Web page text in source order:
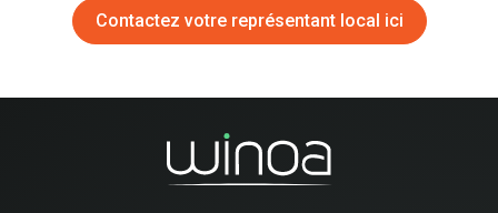
Contactez votre représentant local ici